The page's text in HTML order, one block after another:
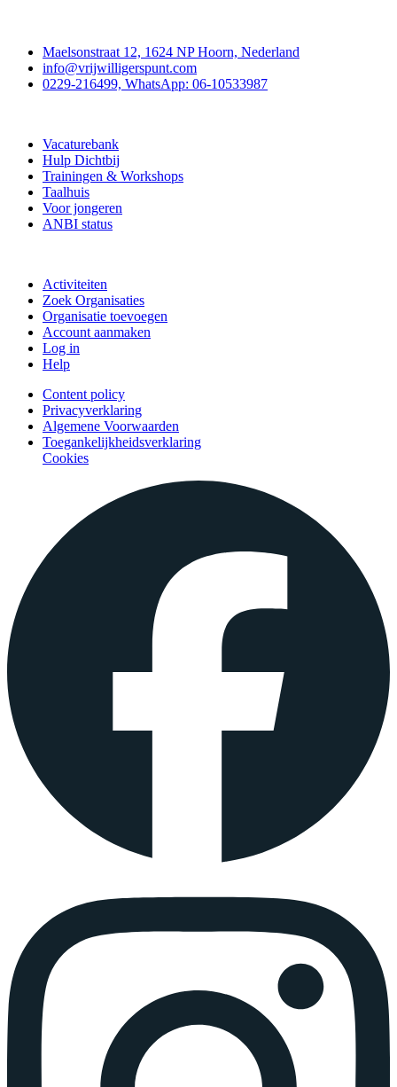
Maelsonstraat 12, 1624 NP Hoorn, Nederland
info@vrijwilligerspunt.com
0229-216499, WhatsApp: 06-10533987
Vacaturebank
Hulp Dichtbij
Trainingen & Workshops
Taalhuis
Voor jongeren
ANBI status
Activiteiten
Zoek Organisaties
Organisatie toevoegen
Account aanmaken
Log in
Help
Content policy
Privacyverklaring
Algemene Voorwaarden
Toegankelijkheidsverklaring
Cookies